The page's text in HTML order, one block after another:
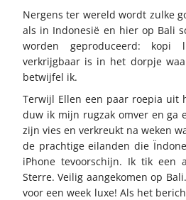
Nergens ter wereld wordt zulke
als in Indonesië en hier op Bali
worden geproduceerd:
verkrijgbaar is in het dorpje
betwijfel ik.
Terwijl Ellen een paar roepia uit
duw ik mijn rugzak omver en ga
zijn vies en verkreukt na weken
de prachtige eilanden die
iPhone tevoorschijn. Ik tik een
Sterre. Veilig aangekomen op
voor een week luxe! Als het